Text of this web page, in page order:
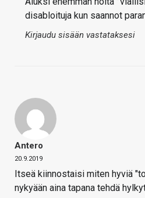
disabloituja kun saannot
Kirjaudu sisään vastataksesi
Antero
20.9.2019
Itseä kiinnostaisi miten hyviä
nykyään aina tapana tehdä